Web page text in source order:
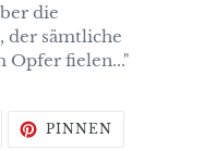
die
der sämtliche
Opfer fielen..."
PINNEN